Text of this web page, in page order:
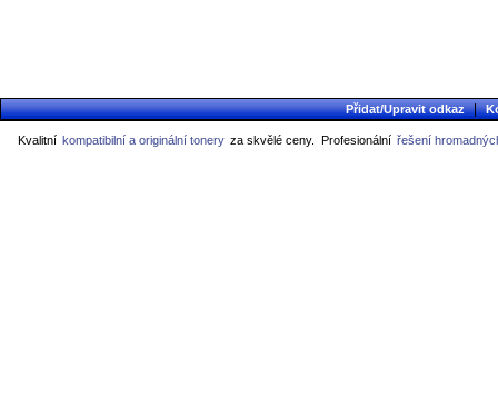
Přidat/Upravit odkaz |
Kvalitní kompatibilní a originální tonery za skvělé ceny. Profesionální řešení